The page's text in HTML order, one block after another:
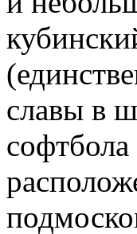
славы в